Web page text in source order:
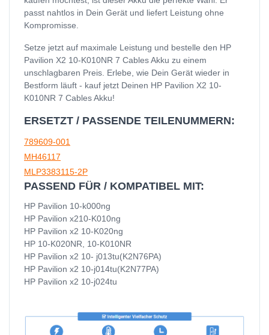
passt nahtlos in Dein Gerät und liefert Leistung ohne
Kompromisse.
Setze jetzt auf maximale Leistung und bestelle den HP
Pavilion X2 10-K010NR 7 Cables Akku zu einem
unschlagbaren Preis. Erlebe, wie Dein Gerät wieder in
Bestform läuft - kauf jetzt Deinen HP Pavilion X2 10-
K010NR 7 Cables Akku!
ERSETZT / PASSENDE TEILENUMMERN:
789609-001
MH46117
MLP3383115-2P
PASSEND FÜR / KOMPATIBEL MIT:
HP Pavilion 10-k000ng
HP Pavilion x210-K010ng
HP Pavilion x2 10-K020ng
HP 10-K020NR, 10-K010NR
HP Pavilion x2 10- j013tu(K2N76PA)
HP Pavilion x2 10-j014tu(K2N77PA)
HP Pavilion x2 10-j024tu